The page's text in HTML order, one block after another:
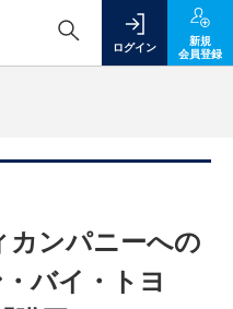
ログイン
新規
会員登録
カンパニーへの
バイ・トヨ